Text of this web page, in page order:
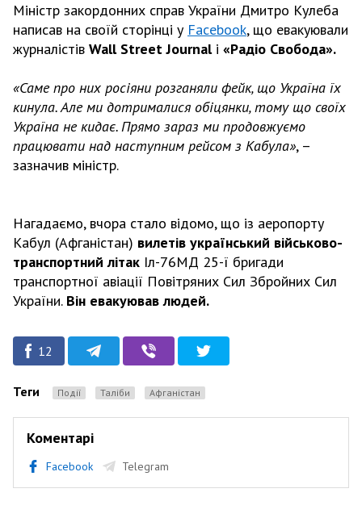
Міністр закордонних справ України Дмитро Кулеба
написав на своїй сторінці у Facebook, що евакуювали
журналістів Wall Street Journal і «Радіо Свобода».
«Саме про них росіяни розганяли фейк, що Україна їх
кинула. Але ми дотрималися обіцянки, тому що своїх
Україна не кидає. Прямо зараз ми продовжуємо
працювати над наступним рейсом з Кабула», –
зазначив міністр.
Нагадаємо, вчора стало відомо, що із аеропорту
Кабул (Афганістан) вилетів український військово-
транспортний літак Іл-76МД 25-ї бригади
транспортної авіації Повітряних Сил Збройних Сил
України. Він евакуював людей.
12
Теги Події Таліби Афганістан
Коментарі
Facebook Telegram